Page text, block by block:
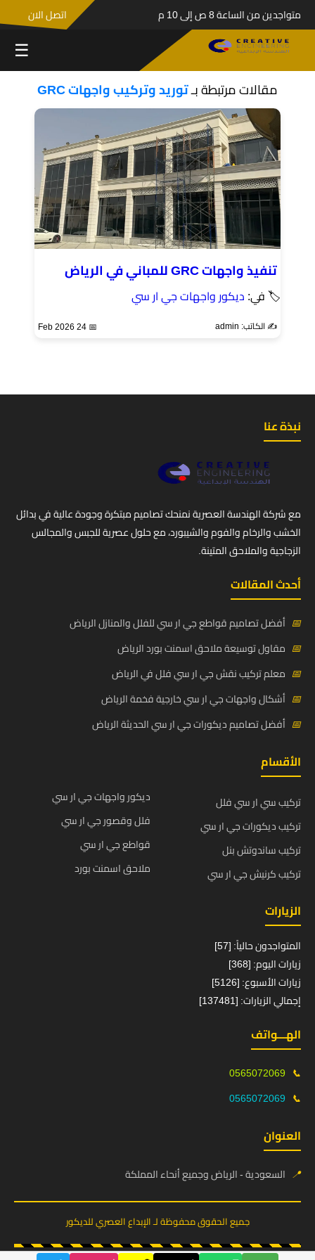
متواجدين من الساعة 8 ص إلى 10 م اتصل الان
☰
مقالات مرتبطة بـتوريد وتركيب واجهات GRC
تنفيذ واجهات GRC للمباني في الرياض
🏷 في: ديكور واجهات جي ار سي
✍️ الكاتب: admin 📅 24 Feb 2026
نبذة عنا
مع شركة الهندسة العصرية نمنحك تصاميم مبتكرة وجودة عالية في بدائل
الخشب والرخام والفوم والشيبورد، مع حلول عصرية للجبس والمجالس
الزجاجية والملاحق المتينة.
أحدث المقالات
📅 أفضل تصاميم قواطع جي ار سي للفلل والمنازل الرياض
📅 مقاول توسيعة ملاحق اسمنت بورد الرياض
📅 معلم تركيب نقش جي ار سي فلل في الرياض
📅 أشكال واجهات جي ار سي خارجية فخمة الرياض
📅 أفضل تصاميم ديكورات جي ار سي الحديثة الرياض
الأقسام
تركيب سي ار سي فلل
تركيب ديكورات جي ار سي
تركيب ساندوتش بنل
تركيب كرنيش جي ار سي
ديكور واجهات جي ار سي
فلل وقصور جي ار سي
قواطع جي ار سي
ملاحق اسمنت بورد
الزيارات
المتواجدون حالياً: [57]
زيارات اليوم: [368]
زيارات الأسبوع: [5126]
إجمالي الزيارات: [137481]
الهـــواتف
📞
0565072069
📞
0565072069
العنوان
📍 السعودية - الرياض وجميع أنحاء المملكة
جميع الحقوق محفوظة لـ الإبداع العصري للديكور